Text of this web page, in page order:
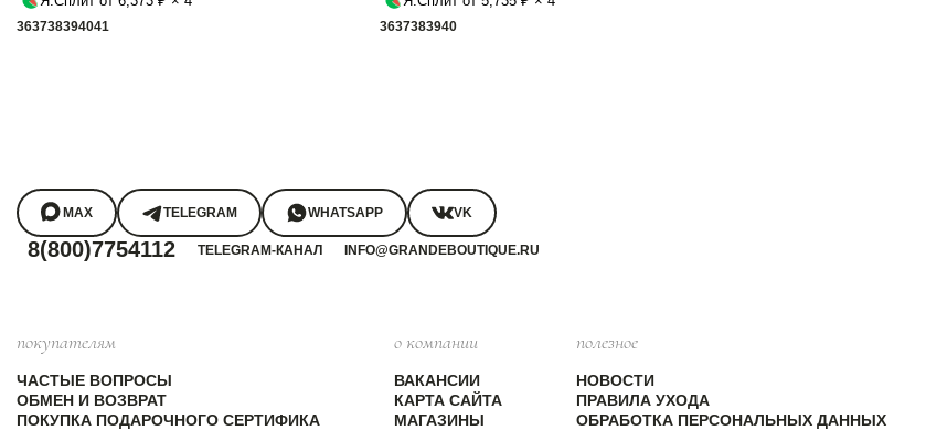
363738394041 3637383940
MAX TELEGRAM WHATSAPP VK
8(800)7754112 TELEGRAM-КАНАЛ INFO@GRANDEBOUTIQUE.RU
покупателям
ЧАСТЫЕ ВОПРОСЫ
ОБМЕН И ВОЗВРАТ
ПОКУПКА ПОДАРОЧНОГО СЕРТИФИКА
о компании
ВАКАНСИИ
КАРТА САЙТА
МАГАЗИНЫ
полезное
НОВОСТИ
ПРАВИЛА УХОДА
ОБРАБОТКА ПЕРСОНАЛЬНЫХ ДАННЫХ